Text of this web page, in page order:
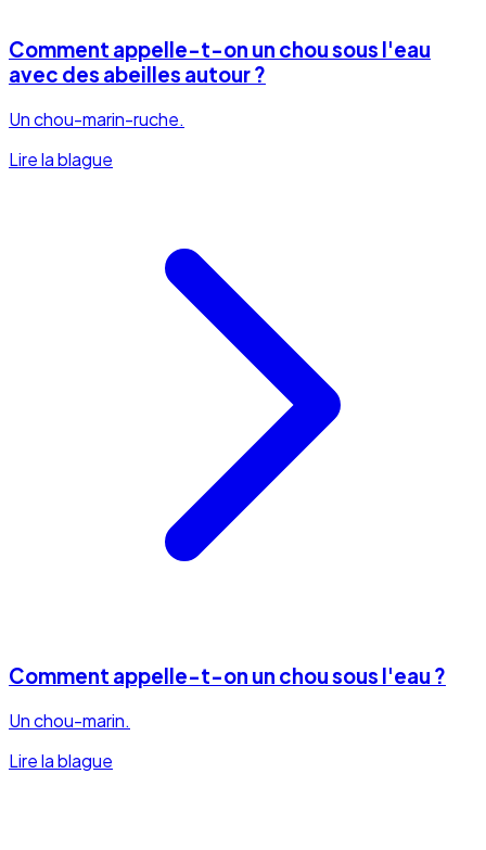
Comment appelle-t-on un chou sous l'eau
avec des abeilles autour ?
Un chou-marin-ruche.
Lire la blague
Comment appelle-t-on un chou sous l'eau ?
Un chou-marin.
Lire la blague